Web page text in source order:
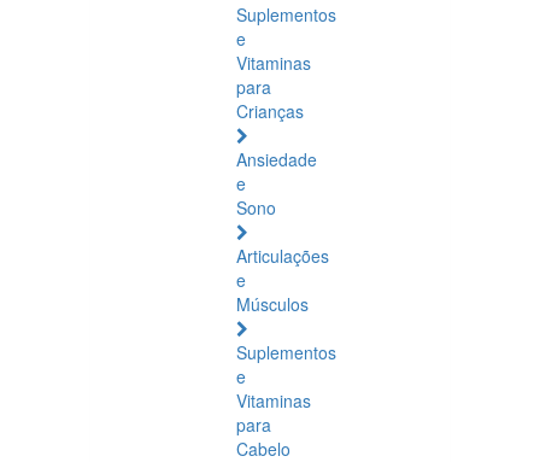
Suplementos
e
Vitaminas
para
Crianças
Ansiedade
e
Sono
Articulações
e
Músculos
Suplementos
e
Vitaminas
para
Cabelo